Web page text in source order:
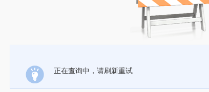
正在查询中，请刷新重试